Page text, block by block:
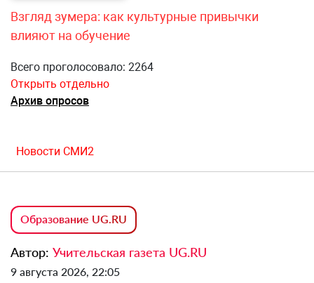
Взгляд зумера: как культурные привычки
влияют на обучение
Всего проголосовало: 2264
Открыть отдельно
Архив опросов
Новости СМИ2
Образование UG.RU
Автор: Учительская газета UG.RU
9 августа 2026, 22:05